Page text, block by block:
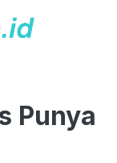
Punya